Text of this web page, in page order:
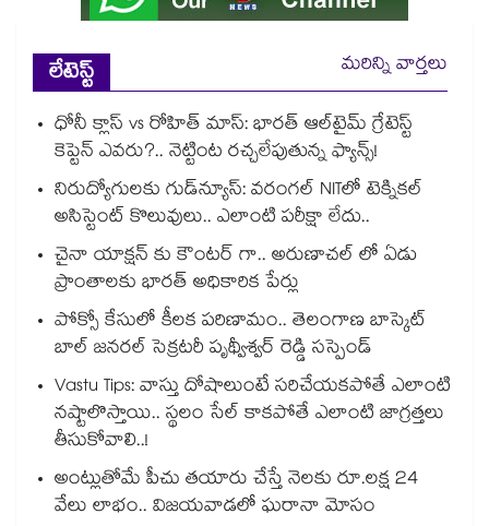
లేటెస్ట్
మరిన్ని వార్తలు
ధోనీ క్లాస్ vs రోహిత్ మాస్: భారత్ ఆల్‌టైమ్ గ్రేటెస్ట్
కెప్టెన్ ఎవరు?.. నెట్టింట రచ్చలేపుతున్న ఫ్యాన్స్!
నిరుద్యోగులకు గుడ్‌న్యూస్: వరంగల్ NITలో టెక్నికల్
అసిస్టెంట్ కొలువులు.. ఎలాంటి పరీక్షా లేదు..
చైనా యాక్షన్ కు కౌంటర్ గా.. అరుణాచల్ లో ఏడు
ప్రాంతాలకు భారత్ అధికారిక పేర్లు
పోక్సో కేసులో కీలక పరిణామం.. తెలంగాణ బాస్కెట్‌
బాల్ జనరల్ సెక్రటరీ పృథ్వీశ్వర్ రెడ్డి సస్పెండ్
Vastu Tips: వాస్తు దోషాలుంటే సరిచేయకపోతే ఎలాంటి
నష్టాలొస్తాయి.. స్థలం సేల్ కాకపోతే ఎలాంటి జాగ్రత్తలు
తీసుకోవాలి..!
అంట్లుతోమే పీచు తయారు చేస్తే నెలకు రూ.లక్ష 24
వేలు లాభం.. విజయవాడలో ఘరానా మోసం